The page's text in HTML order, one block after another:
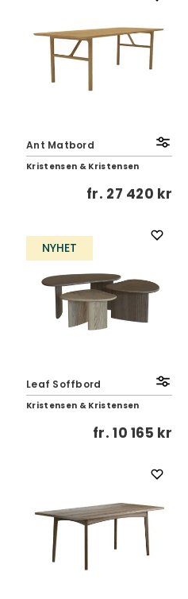
Ant Matbord
Kristensen & Kristensen
fr. 27 420 kr
NYHET
Leaf Soffbord
Kristensen & Kristensen
fr.10 165 kr